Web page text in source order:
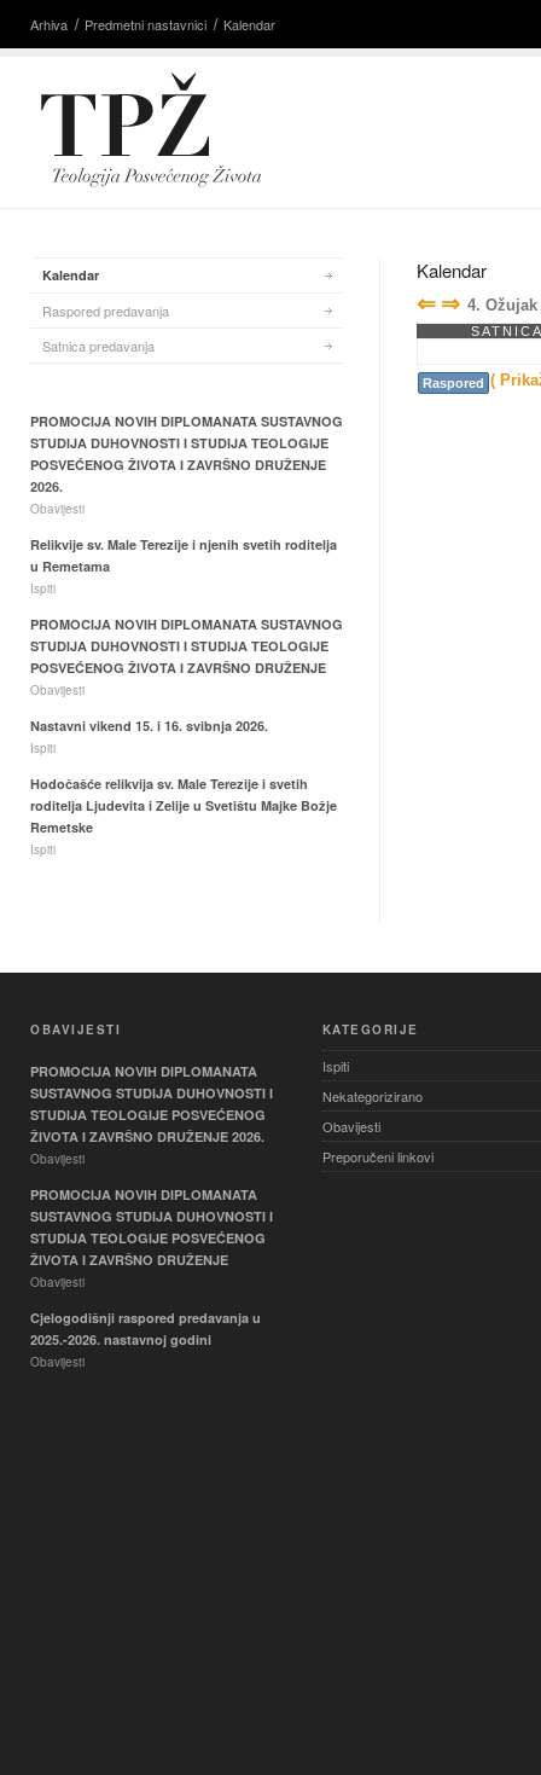
Arhiva Predmetni nastavnici Kalendar
Kalendar
⇐ ⇒ 4. Ožujak
Raspored (
Kalendar
Raspored predavanja
Satnica predavanja
PROMOCIJA NOVIH DIPLOMANATA SUSTAVNOG
STUDIJA DUHOVNOSTI I STUDIJA TEOLOGIJE
POSVEĆENOG ŽIVOTA I ZAVRŠNO DRUŽENJE
2026.
Obavijesti
Relikvije sv. Male Terezije i njenih svetih roditelja
u Remetama
Ispiti
PROMOCIJA NOVIH DIPLOMANATA SUSTAVNOG
STUDIJA DUHOVNOSTI I STUDIJA TEOLOGIJE
POSVEĆENOG ŽIVOTA I ZAVRŠNO DRUŽENJE
Obavijesti
Nastavni vikend 15. i 16. svibnja 2026.
Ispiti
Hodočašće relikvija sv. Male Terezije i svetih
roditelja Ljudevita i Zelije u Svetištu Majke Božje
Remetske
Ispiti
OBAVIJESTI
PROMOCIJA NOVIH DIPLOMANATA
SUSTAVNOG STUDIJA DUHOVNOSTI I
STUDIJA TEOLOGIJE POSVEĆENOG
ŽIVOTA I ZAVRŠNO DRUŽENJE 2026.
Obavijesti
PROMOCIJA NOVIH DIPLOMANATA
SUSTAVNOG STUDIJA DUHOVNOSTI I
STUDIJA TEOLOGIJE POSVEĆENOG
ŽIVOTA I ZAVRŠNO DRUŽENJE
Obavijesti
Cjelogodišnji raspored predavanja u
2025.-2026. nastavnoj godini
Obavijesti
KATEGORIJE
Ispiti
Nekategorizirano
Obavijesti
Preporučeni linkovi